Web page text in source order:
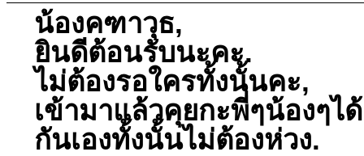
น้องคฑาวุธ,
ยินดีต้อนรับนะคะ.
ไม่ต้องรอใครทั้งนั้นคะ,
เข้ามาแล้วคุยกะพี่ๆน้องๆไ
กันเองทั้งนั้นไม่ต้องห่วง.